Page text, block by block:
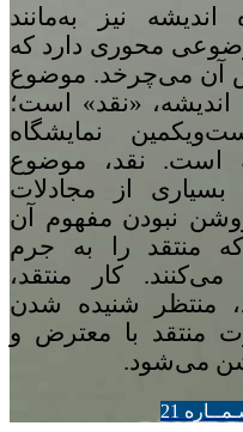
نیز به‌مانند
محوری دارد که
آن می‌چرخد. موضوع
«نقد» است؛
نمایشگاه
است. نقد، موضوع
از مجادلات
نبودن مفهوم آن
منتقد را به جرم
کار منتقد،
منتظر شنیده شدن
منتقد با معترض و
می‌شود.
21